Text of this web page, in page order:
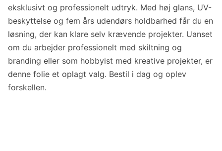
eksklusivt og professionelt udtryk. Med høj glans, UV-
beskyttelse og fem års udendørs holdbarhed får du en
løsning, der kan klare selv krævende projekter. Uanset
om du arbejder professionelt med skiltning og
branding eller som hobbyist med kreative projekter, er
denne folie et oplagt valg. Bestil i dag og oplev
forskellen.